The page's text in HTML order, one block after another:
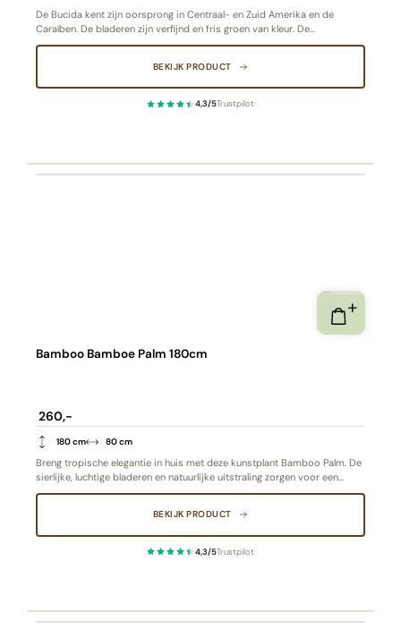
De Bucida kent zijn oorsprong in Centraal- en Zuid Amerika en de
Caraïben. De bladeren zijn verfijnd en fris groen van kleur. De
meerstammige basis zorgt voor een unieke en sierlijke uitstraling.
de bladeren een soort bloemvorm. Stijlvol, minimalistisch en romantisch
van aard.
BEKIJK PRODUCT
4,3/5Trustpilot·
Bamboo Bamboe Palm 180cm
260,-
180 cm 80 cm
Breng tropische elegantie in huis met deze kunstplant Bamboo Palm. De
sierlijke, luchtige bladeren en natuurlijke uitstraling zorgen voor een
rustgevende sfeer in elke ruimte.
BEKIJK PRODUCT
4,3/5Trustpilot·